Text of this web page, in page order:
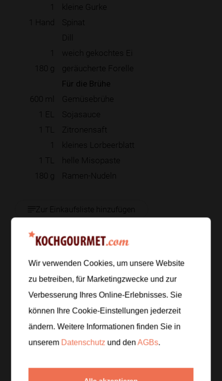
1
kleine Gurke
1 Hand
Spinat
Dill
1
weich gekochtes Ei
180 g geräucherte Forelle
Für die Brühe
600 ml
Gemüsebrühe
1 EL
Sojasauce
1 TL
Zitronensaft
1
kleines Lorbeerblatt
1 TL
helle Misopaste
180 g Ramen-Nudeln
Zur Einkaufsliste hinzufügen
Zubereitung
Schneide 1 kleine Gurke in dünne Scheiben, wasche
1 Handvoll Spinat und zupfe Dill. Das weich gekochte
Ei halbieren.
Zupfe 180 Gramm geräucherte Forelle in
Wir verwenden Cookies, um unsere Website
zu betreiben, für Marketingzwecke und zur
Verbesserung Ihres Online-Erlebnisses. Sie
können Ihre Cookie-Einstellungen jederzeit
ändern. Weitere Informationen finden Sie in
unserem Datenschutz und denAGBs.